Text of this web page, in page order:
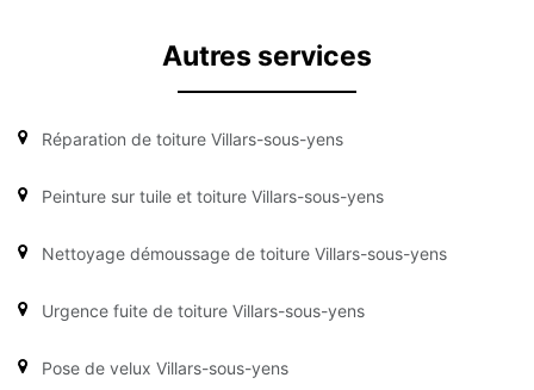
Autres services
Réparation de toiture Villars-sous-yens
Peinture sur tuile et toiture Villars-sous-yens
Nettoyage démoussage de toiture Villars-sous-yens
Urgence fuite de toiture Villars-sous-yens
Pose de velux Villars-sous-yens